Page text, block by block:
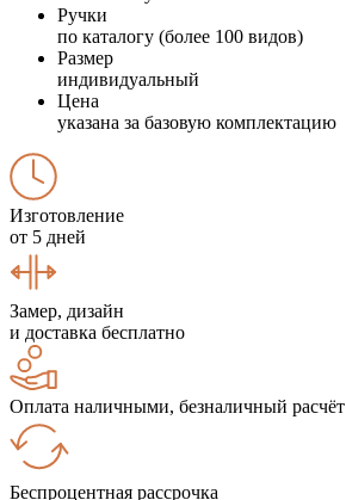
Ручки
по каталогу (более 100 видов)
Размер
индивидуальный
Цена
указана за базовую комплектацию
Изготовление
от 5 дней
Замер, дизайн
и доставка бесплатно
Оплата наличными, безналичный расчёт
Беспроцентная рассрочка